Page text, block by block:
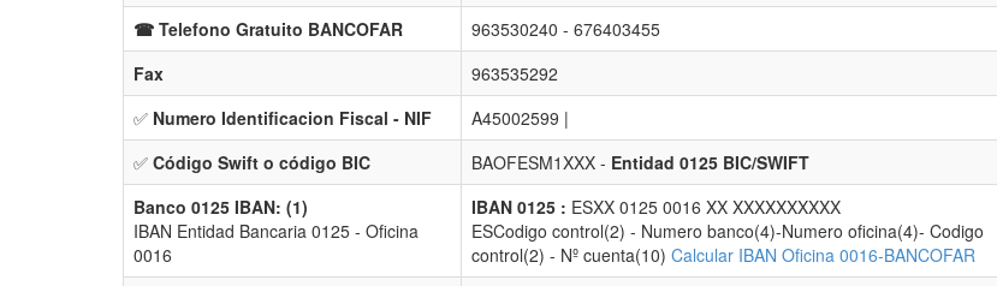
☎ Telefono Gratuito BANCOFAR
963530240 - 676403455
Fax
963535292
✅ Numero Identificacion Fiscal - NIF
A45002599 |
✅ Código Swift o código BIC BAOFESM1XXX - Entidad 0125 BIC/SWIFT
Banco 0125 IBAN: (1)
IBAN Entidad Bancaria 0125 - Oficina
0016
IBAN 0125 : ESXX 0125 0016 XX XXXXXXXXXX
ESCodigo control(2) - Numero banco(4)-Numero oficina(4)- Codigo
control(2) - Nº cuenta(10) Calcular IBAN Oficina 0016-BANCOFAR